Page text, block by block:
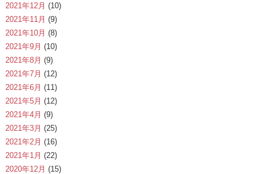
2021年12月 (10)
2021年11月 (9)
2021年10月 (8)
2021年9月 (10)
2021年8月 (9)
2021年7月 (12)
2021年6月 (11)
2021年5月 (12)
2021年4月 (9)
2021年3月 (25)
2021年2月 (16)
2021年1月 (22)
2020年12月 (15)